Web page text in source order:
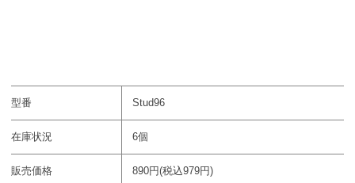
型番 Stud96
在庫状況 6個
販売価格 890円(税込979円)